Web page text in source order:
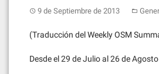
9 de Septiembre de 2013
(Traducción del Weekly OSM
Desde el 29 de Julio al 26 de